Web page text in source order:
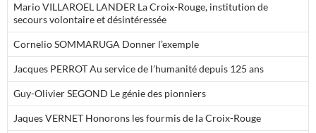
Mario VILLAROEL LANDER La Croix-Rouge, institution de
secours volontaire et désintéressée
Cornelio SOMMARUGA Donner l’exemple
Jacques PERROT Au service de l’humanité depuis 125 ans
Guy-Olivier SEGOND Le génie des pionniers
Jaques VERNET Honorons les fourmis de la Croix-Rouge